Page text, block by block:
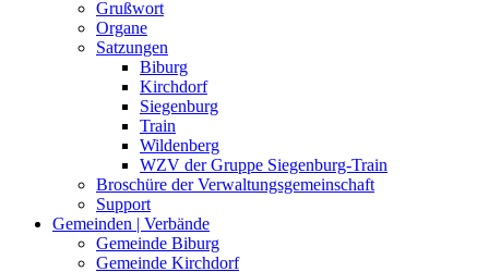
Grußwort
Organe
Satzungen
Biburg
Kirchdorf
Siegenburg
Train
Wildenberg
WZV der Gruppe Siegenburg-Train
Broschüre der Verwaltungsgemeinschaft
Support
Gemeinden | Verbände
Gemeinde Biburg
Gemeinde Kirchdorf